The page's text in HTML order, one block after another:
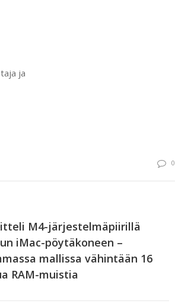
ja
0
M4-järjestelmäpiirillä
iMac-pöytäkoneen –
mallissa vähintään 16
RAM-muistia